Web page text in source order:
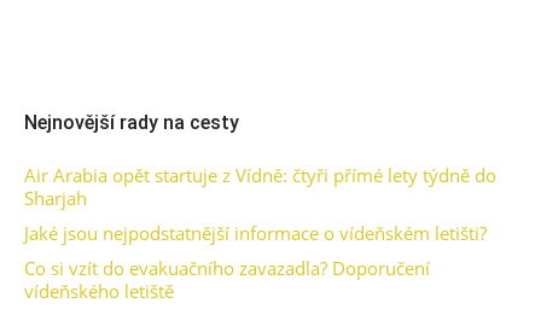
Nejnovější rady na cesty
Air Arabia opět startuje z Vídně: čtyři přímé lety týdně do
Sharjah
Jaké jsou nejpodstatnější informace o vídeňském letišti?
Co si vzít do evakuačního zavazadla? Doporučení
vídeňského letiště